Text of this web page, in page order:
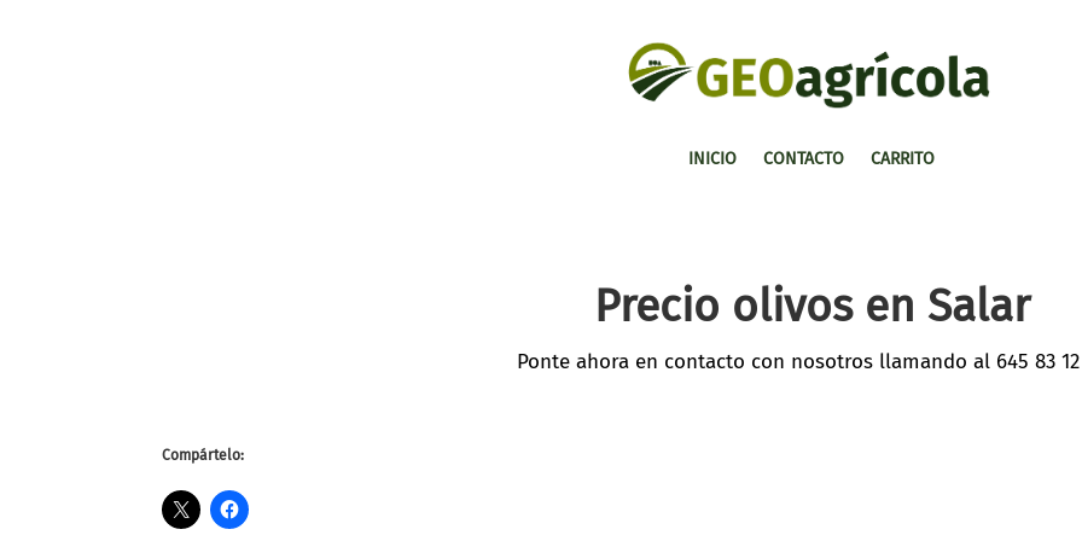
INICIO CONTACTO CARRITO
Precio olivos en Salar
Ponte ahora en contacto con nosotros llamando al 645 83
Compártelo: